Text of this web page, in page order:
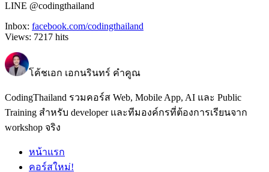
LINE @codingthailand
Inbox: facebook.com/codingthailand
Views: 7217 hits
โค้ชเอก เอกนรินทร์ คำคูณ
CodingThailand รวมคอร์ส Web, Mobile App, AI และ Public
Training สำหรับ developer และทีมองค์กรที่ต้องการเรียนจาก
workshop จริง
หน้าแรก
คอร์สใหม่!